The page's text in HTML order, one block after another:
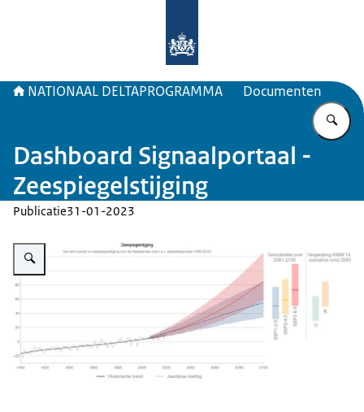
NATIONAAL DELTAPROGRAMMA Documenten
Dashboard Signaalportaal -
Zeespiegelstijging
Publicatie31-01-2023
Vergroot afbeelding Visuele statistieken zeespiegelstijging